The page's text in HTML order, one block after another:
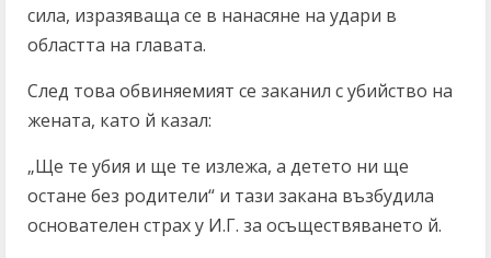
сила, изразяваща се в нанасяне на удари в
областта на главата.
След това обвиняемият се заканил с убийство на
жената, като й казал:
„Ще те убия и ще те излежа, а детето ни ще
остане без родители“ и тази закана възбудила
основателен страх у И.Г. за осъществяването й.